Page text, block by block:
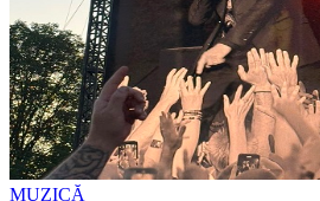
MUZICĂ